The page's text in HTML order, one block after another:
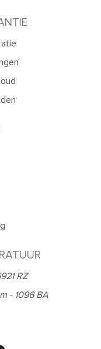
RZ
- 1096 BA